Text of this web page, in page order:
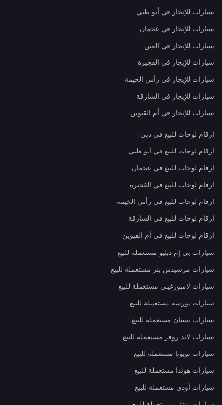
سيارات للإيجار في أبو ظبي
سيارات للإيجار في عجمان
سيارات للإيجار في العين
سيارات للإيجار في الفجيرة
سيارات للإيجار في رأس الخيمة
سيارات للإيجار في الشارقة
سيارات للإيجار في أم القيوين
ارقام لوحات للبيع في دبي
ارقام لوحات للبيع في أبو ظبي
ارقام لوحات للبيع في عجمان
ارقام لوحات للبيع في الفجيرة
ارقام لوحات للبيع في رأس الخيمة
ارقام لوحات للبيع في الشارقة
ارقام لوحات للبيع في أم القيوين
سيارات بي إم دبليو مستعملة للبيع
سيارات مرسيدس بنز مستعملة للبيع
سيارات لامبورغيني مستعملة للبيع
سيارات بورشه مستعملة للبيع
سيارات نيسان مستعملة للبيع
سيارات لاند روفر مستعملة للبيع
سيارات تويوتا مستعملة للبيع
سيارات هوندا مستعملة للبيع
سيارات أودي مستعملة للبيع